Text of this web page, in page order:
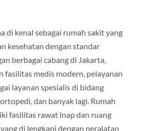
di kenal sebagai rumah sakit yang
kesehatan dengan standar
berbagai cabang di Jakarta,
fasilitas medis modern, pelayanan
layanan spesialis di bidang
dan banyak lagi. Rumah
fasilitas rawat inap dan ruang
di lengkapi dengan peralatan